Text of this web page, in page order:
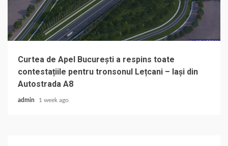
Curtea de Apel București a respins toate
contestațiile pentru tronsonul Lețcani – Iași din
Autostrada A8
admin 1 week ago